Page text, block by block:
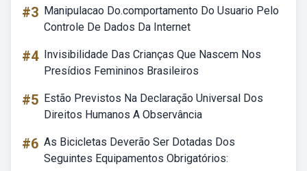
#3 Manipulacao Do.comportamento Do Usuario Pelo
Controle De Dados Da Internet
#4 Invisibilidade Das Crianças Que Nascem Nos
Presídios Femininos Brasileiros
#5 Estão Previstos Na Declaração Universal Dos
Direitos Humanos A Observância
#6 As Bicicletas Deverão Ser Dotadas Dos
Seguintes Equipamentos Obrigatórios: